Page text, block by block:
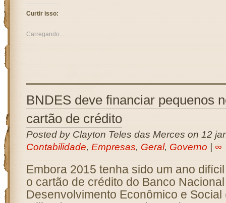
Curtir isso:
Carregando...
BNDES deve financiar pequenos
cartão de crédito
Posted by Clayton Teles das Merces on 12
Contabilidade, Empresas, Geral, Governo ∞
Embora 2015 tenha sido um ano
o cartão de crédito do Banco
Desenvolvimento Econômico e Social